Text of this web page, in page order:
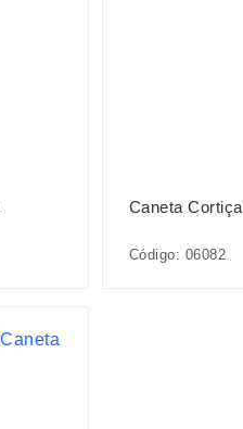
Caneta Cortiça
Código: 06082